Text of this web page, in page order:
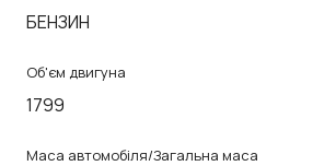
БЕНЗИН
Об'єм двигуна
1799
Маса автомобіля/Загальна маса